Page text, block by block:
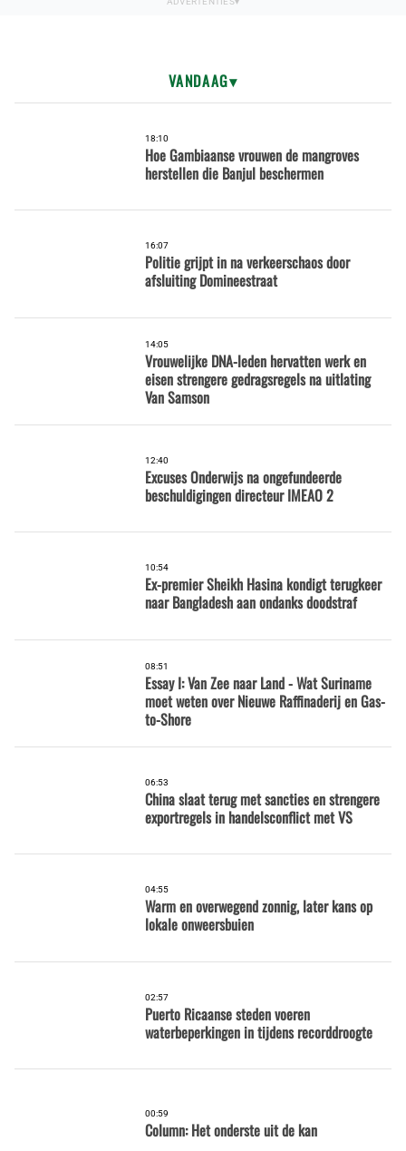
VANDAAG
18:10
Hoe Gambiaanse vrouwen de mangroves
herstellen die Banjul beschermen
16:07
Politie grijpt in na verkeerschaos door
afsluiting Domineestraat
14:05
Vrouwelijke DNA-leden hervatten werk en
eisen strengere gedragsregels na uitlating
Van Samson
12:40
Excuses Onderwijs na ongefundeerde
beschuldigingen directeur IMEAO 2
10:54
Ex-premier Sheikh Hasina kondigt terugkeer
naar Bangladesh aan ondanks doodstraf
08:51
Essay I: Van Zee naar Land - Wat Suriname
moet weten over Nieuwe Raffinaderij en Gas-
to-Shore
06:53
China slaat terug met sancties en strengere
exportregels in handelsconflict met VS
04:55
Warm en overwegend zonnig, later kans op
lokale onweersbuien
02:57
Puerto Ricaanse steden voeren
waterbeperkingen in tijdens recorddroogte
00:59
Column: Het onderste uit de kan